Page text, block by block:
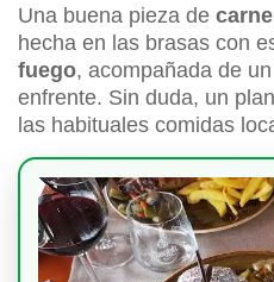
Una buena pieza de
hecha en las brasas con
fuego, acompañada de
enfrente. Sin duda, un
las habituales comidas